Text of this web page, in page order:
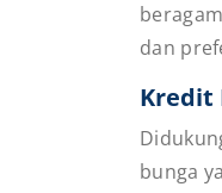
dan
Kredit
bunga